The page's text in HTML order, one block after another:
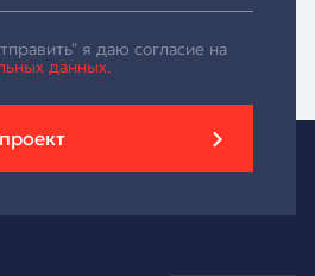
я даю согласие на
данных.